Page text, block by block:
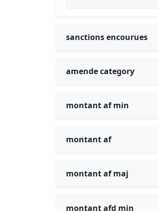
sanctions encourues
amende category
montant af min
montant af
montant af maj
montant afd min